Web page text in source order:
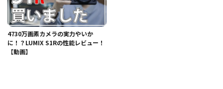
4730万画素カメラの実力やいか
に！？LUMIX S1Rの性能レビュー！
【動画】